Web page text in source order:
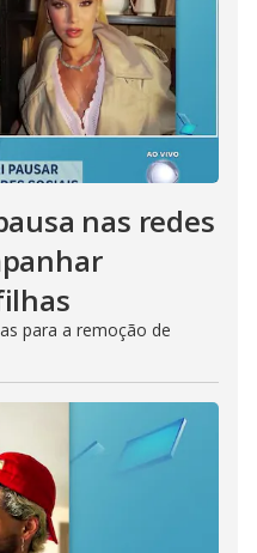
nas redes
para a remoção de